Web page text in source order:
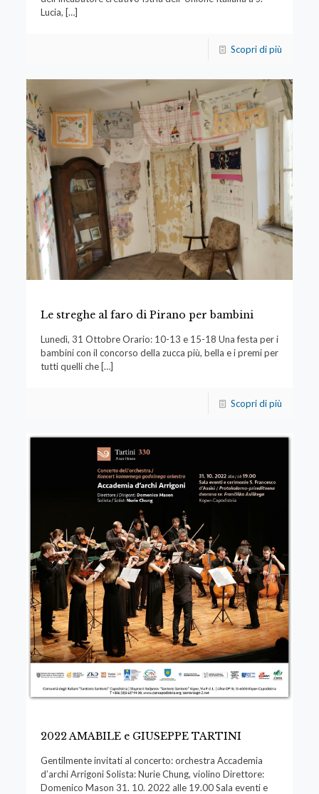
Lucia, […]
Scopri di più
Le streghe al faro di Pirano per bambini
Lunedì, 31 Ottobre Orario: 10-13 e 15-18 Una festa per i
bambini con il concorso della zucca più, bella e i premi per
tutti quelli che[…]
Scopri di più
2022 AMABILE e GIUSEPPE TARTINI
Gentilmente invitati al concerto: orchestra Accademia
d’archi Arrigoni Solista: Nurie Chung, violino Direttore:
Domenico Mason 31. 10. 2022 alle 19.00 Sala eventi e